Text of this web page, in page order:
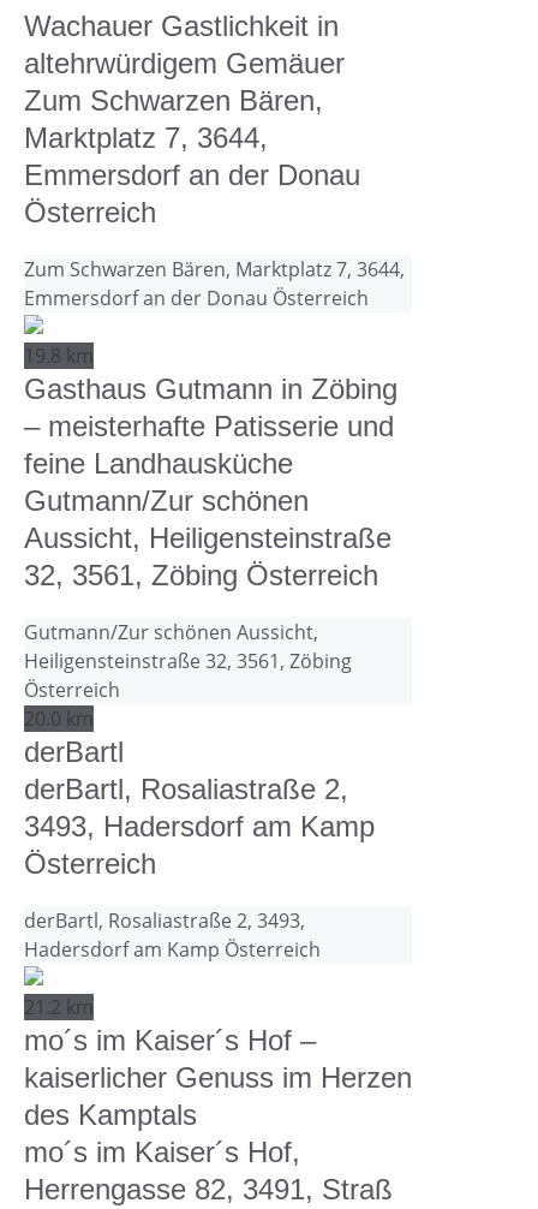
Wachauer Gastlichkeit in
altehrwürdigem Gemäuer
Zum Schwarzen Bären,
Marktplatz 7, 3644,
Emmersdorf an der Donau
Österreich
Zum Schwarzen Bären, Marktplatz 7, 3644,
Emmersdorf an der Donau Österreich
19.8 km
Gasthaus Gutmann in Zöbing
– meisterhafte Patisserie und
feine Landhausküche
Gutmann/Zur schönen
Aussicht, Heiligensteinstraße
32, 3561, Zöbing Österreich
Gutmann/Zur schönen Aussicht,
Heiligensteinstraße 32, 3561, Zöbing
Österreich
20.0 km
derBartl
derBartl, Rosaliastraße 2,
3493, Hadersdorf am Kamp
Österreich
derBartl, Rosaliastraße 2, 3493,
Hadersdorf am Kamp Österreich
21.2 km
mo´s im Kaiser´s Hof –
kaiserlicher Genuss im Herzen
des Kamptals
mo´s im Kaiser´s Hof,
Herrengasse 82, 3491, Straß